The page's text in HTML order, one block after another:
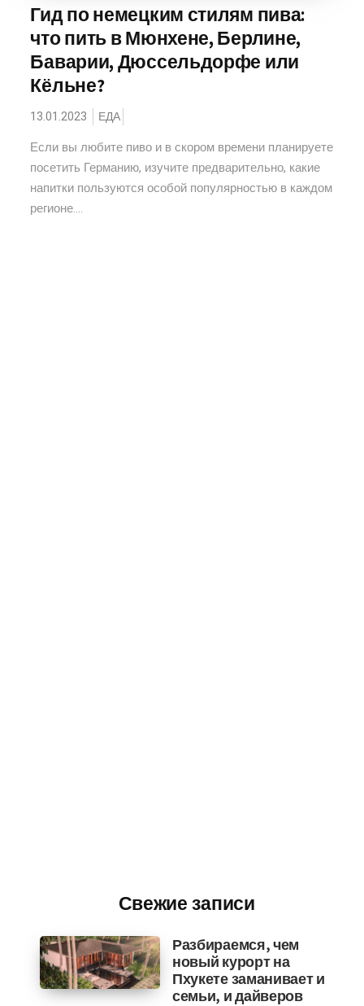
Гид по немецким стилям пива:
что пить в Мюнхене, Берлине,
Баварии, Дюссельдорфе или
Кёльне?
13.01.2023 ЕДА
Если вы любите пиво и в скором времени планируете
посетить Германию, изучите предварительно, какие
напитки пользуются особой популярностью в каждом
регионе....
Свежие записи
Разбираемся, чем
новый курорт на
Пхукете заманивает и
семьи, и дайверов